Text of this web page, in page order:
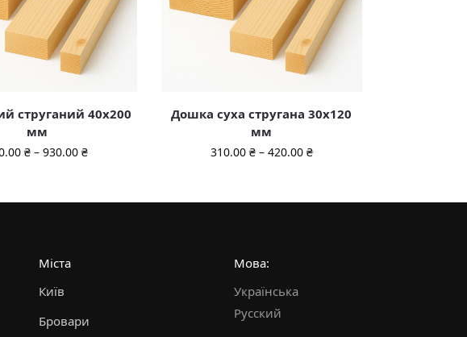
струганий 40х200
мм
₴ – 930.00₴
Дошка суха стругана 30х120
мм
310.00 ₴ – 420.00 ₴
Міста
Київ
Бровари
Мова:
Українська
Русский